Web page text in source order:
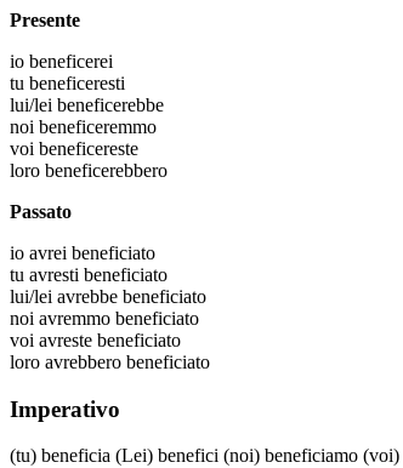
Presente
io beneficerei
tu beneficeresti
lui/lei beneficerebbe
noi beneficeremmo
voi beneficereste
loro beneficerebbero
Passato
io avrei beneficiato
tu avresti beneficiato
lui/lei avrebbe beneficiato
noi avremmo beneficiato
voi avreste beneficiato
loro avrebbero beneficiato
Imperativo
(tu) beneficia (Lei) benefici (noi) beneficiamo (voi)